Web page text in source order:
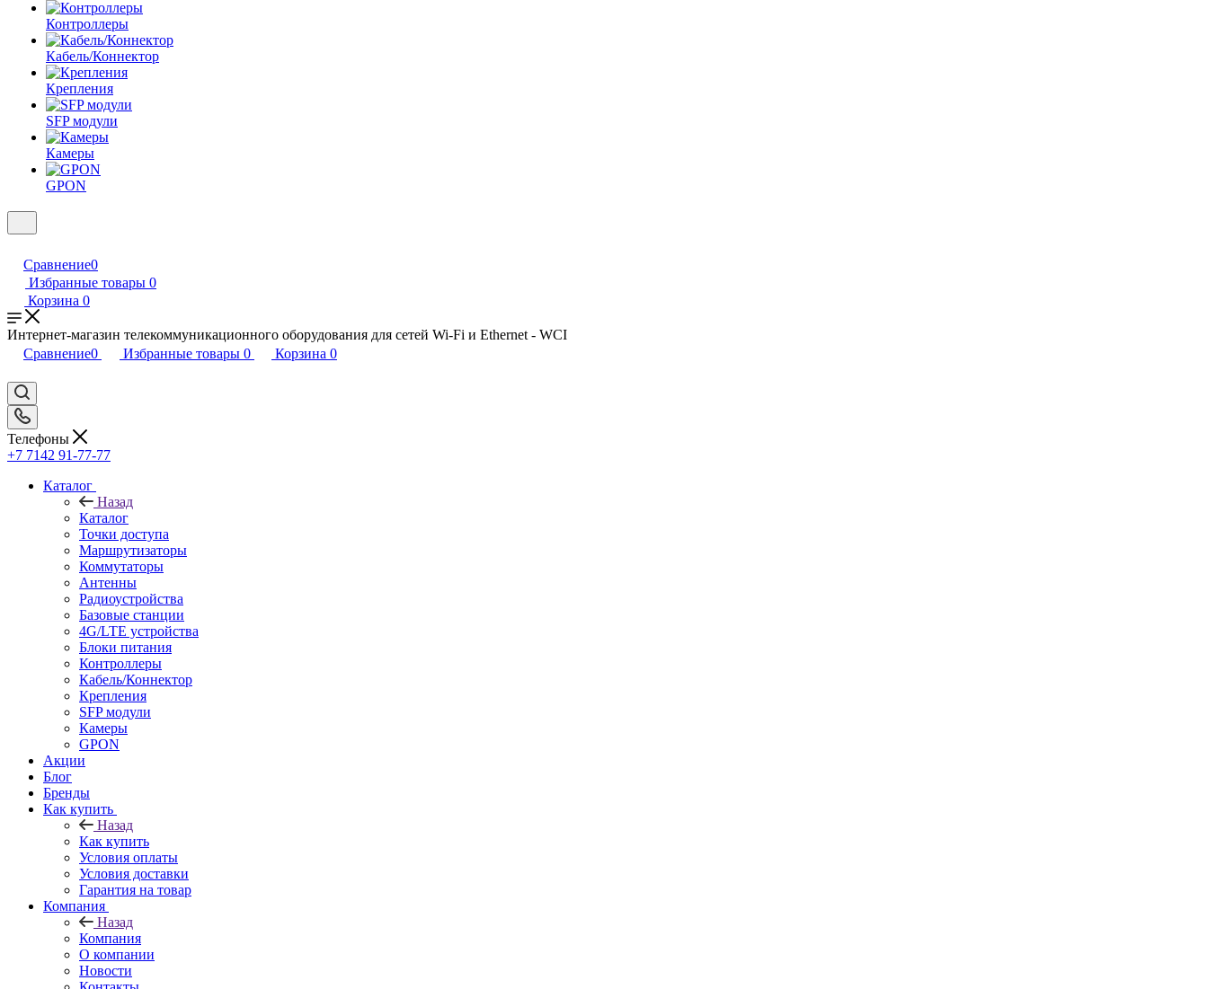
Контроллеры
Кабель/Коннектор
Крепления
SFP модули
Камеры
GPON
Сравнение0
Избранные товары 0
Корзина 0
Интернет-магазин телекоммуникационного оборудования для сетей Wi-Fi и Ethernet - WCI
Сравнение0 Избранные товары 0 Корзина 0
Телефоны
+7 7142 91-77-77
Каталог
Назад
Каталог
Точки доступа
Маршрутизаторы
Коммутаторы
Антенны
Радиоустройства
Базовые станции
4G/LTE устройства
Блоки питания
Контроллеры
Кабель/Коннектор
Крепления
SFP модули
Камеры
GPON
Акции
Блог
Бренды
Как купить
Назад
Как купить
Условия оплаты
Условия доставки
Гарантия на товар
Компания
Назад
Компания
О компании
Новости